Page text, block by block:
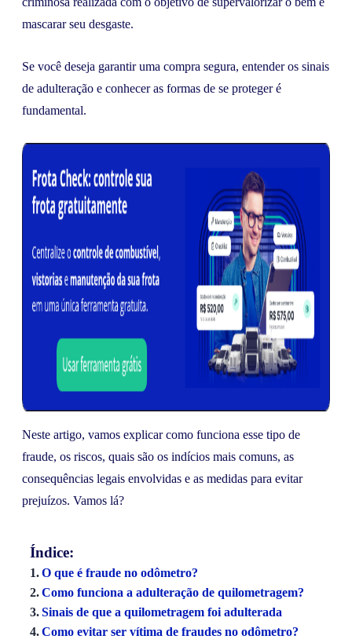
mascarar seu desgaste.
Se você deseja garantir uma compra segura, entender os sinais
de adulteração e conhecer as formas de se proteger é
fundamental.
Neste artigo, vamos explicar como funciona esse tipo de
fraude, os riscos, quais são os indícios mais comuns, as
consequências legais envolvidas e as medidas para evitar
prejuízos. Vamos lá?
Índice:
O que é fraude no odômetro?
Como funciona a adulteração de quilometragem?
Sinais de que a quilometragem foi adulterada
Como evitar ser vítima de fraudes no odômetro?